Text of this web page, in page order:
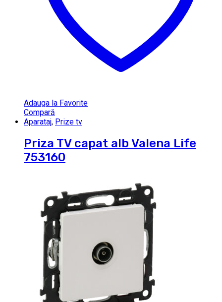
Adauga la Favorite
Compară
Aparataj, Prize tv
Priza TV capat alb Valena Life
753160